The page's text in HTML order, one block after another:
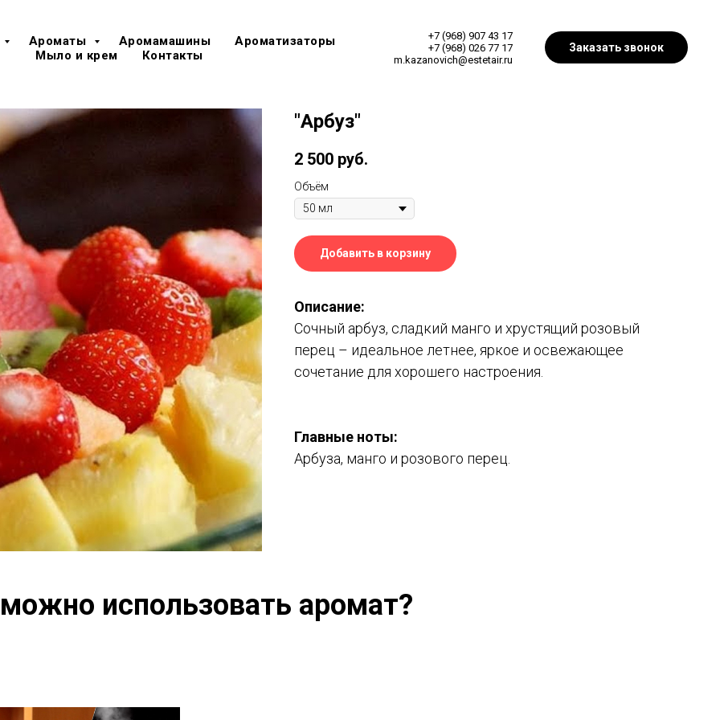
Ароматы Аромамашины
Ароматизаторы
Мыло и крем
Контакты
+7 (968) 907 43 17
+7 (968) 026 77 17
m.kazanovich@estetair.ru
Заказать звонок
"Арбуз"
2 500 руб.
Объём
Добавить в корзину
Описание:
Сочный арбуз, сладкий манго и хрустящий розовый
перец – идеальное летнее, яркое и освежающее
сочетание для хорошего настроения.
Главные ноты:
Арбуза, манго и розового перец.
использовать аромат?